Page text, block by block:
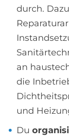
durch.
an
die
und
Du